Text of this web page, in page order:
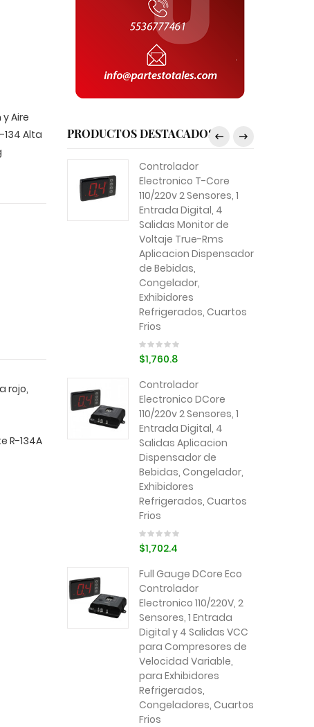
Aire
Alta
rojo,
R-134A
PRODUCTOS DESTACADOS
Controlador
Electronico T-Core
110/220v 2 Sensores, 1
Entrada Digital, 4
Salidas Monitor de
Voltaje True-Rms
Aplicacion Dispensador
de Bebidas,
Congelador,
Exhibidores
Refrigerados, Cuartos
Frios
$1,760.8
Controlador
Electronico DCore
110/220v 2 Sensores, 1
Entrada Digital, 4
Salidas Aplicacion
Dispensador de
Bebidas, Congelador,
Exhibidores
Refrigerados, Cuartos
Frios
$1,702.4
Full Gauge DCore Eco
Controlador
Electronico 110/220V, 2
Sensores, 1 Entrada
Digital y 4 Salidas VCC
para Compresores de
Velocidad Variable,
para Exhibidores
Refrigerados,
Congeladores, Cuartos
Frios